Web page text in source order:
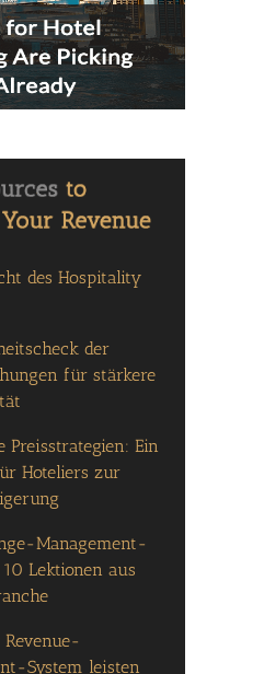
des Hospitality
der
für stärkere
Preisstrategien: Ein
Hoteliers zur
Management-
Lektionen aus
System leisten